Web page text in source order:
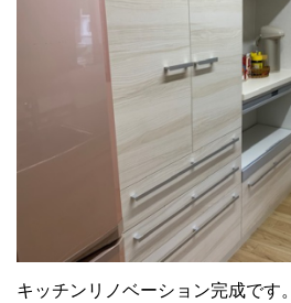
キッチンリノベーション完成です。